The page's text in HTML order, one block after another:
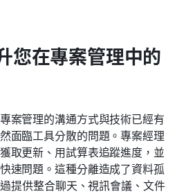
您在專案管理中的
案管理的溝通方式與技術已經有
面臨工具分散的問題。專案經理
取更新、用試算表追蹤進度，並
速問題。這種分離造成了資料孤
提供整合聊天、視訊會議、文件